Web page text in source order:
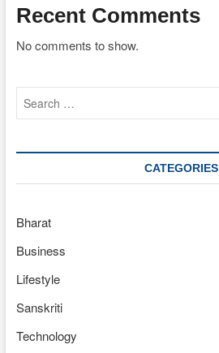
Recent Comments
No comments to show.
CATEGORIES
Bharat
Business
Lifestyle
Sanskriti
Technology